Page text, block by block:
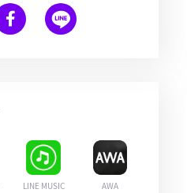
LINE MUSIC AWA